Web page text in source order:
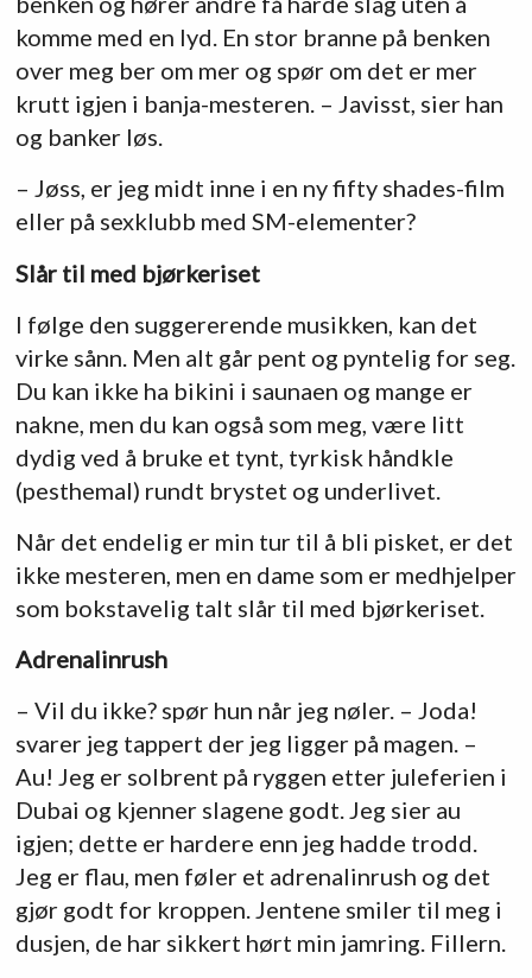
komme med en lyd. En stor branne på benken
over meg ber om mer og spør om det er mer
krutt igjen i banja-mesteren. – Javisst, sier han
og banker løs.
– Jøss, er jeg midt inne i en ny fifty shades-film
eller på sexklubb med SM-elementer?
Slår til med bjørkeriset
I følge den suggererende musikken, kan det
virke sånn. Men alt går pent og pyntelig for seg.
Du kan ikke ha bikini i saunaen og mange er
nakne, men du kan også som meg, være litt
dydig ved å bruke et tynt, tyrkisk håndkle
(pesthemal) rundt brystet og underlivet.
Når det endelig er min tur til å bli pisket, er det
ikke mesteren, men en dame som er medhjelper
som bokstavelig talt slår til med bjørkeriset.
Adrenalinrush
– Vil du ikke? spør hun når jeg nøler. – Joda!
svarer jeg tappert der jeg ligger på magen. –
Au! Jeg er solbrent på ryggen etter juleferien i
Dubai og kjenner slagene godt. Jeg sier au
igjen; dette er hardere enn jeg hadde trodd.
Jeg er flau, men føler et adrenalinrush og det
gjør godt for kroppen. Jentene smiler til meg i
dusjen, de har sikkert hørt min jamring. Fillern.